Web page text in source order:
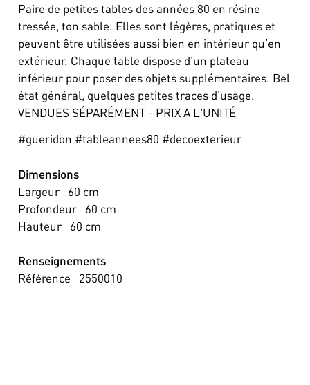
Paire de petites tables des années 80 en résine
tressée, ton sable. Elles sont légères, pratiques et
peuvent être utilisées aussi bien en intérieur qu’en
extérieur. Chaque table dispose d’un plateau
inférieur pour poser des objets supplémentaires. Bel
état général, quelques petites traces d’usage.
VENDUES SÉPARÉMENT - PRIX A L'UNITÉ
#gueridon #tableannees80 #decoexterieur
Dimensions
Largeur
60 cm
Profondeur
60 cm
Hauteur
60 cm
Renseignements
Référence
2550010